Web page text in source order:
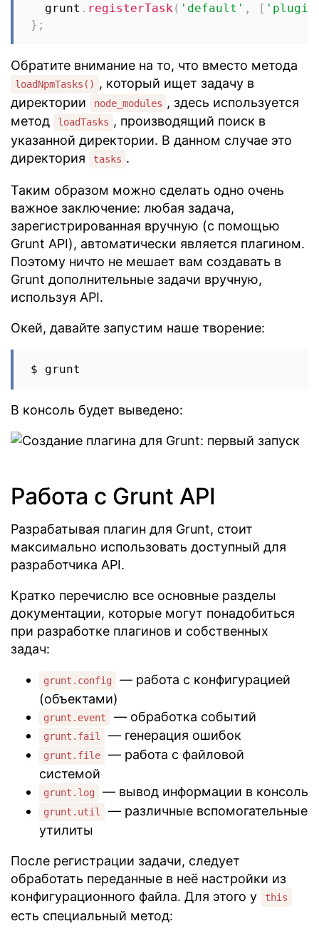
  grunt
. registerTask( 'default' , [
} ;
Обратите внимание на то, что вместо метода
loadNpmTasks()
, который ищет задачу в
директории
node_modules , здесь используется
метод
loadTasks , производящий поиск в
указанной директории. В данном случае это
директория
tasks .
Таким образом можно сделать одно очень
важное заключение: любая задача,
зарегистрированная вручную (с помощью
Grunt API), автоматически является плагином.
Поэтому ничто не мешает вам создавать в
Grunt дополнительные задачи вручную,
используя API.
Окей, давайте запустим наше творение:
В консоль будет выведено:
Работа с Grunt API
Разрабатывая плагин для Grunt, стоит
максимально использовать доступный для
разработчика API.
Кратко перечислю все основные разделы
документации, которые могут понадобиться
при разработке плагинов и собственных
задач:
grunt.config
— работа с конфигурацией
(объектами)
grunt.event — обработка событий
grunt.fail — генерация ошибок
grunt.file
— работа с файловой
системой
grunt.log — вывод информации в консоль
grunt.util
— различные вспомогательные
утилиты
После регистрации задачи, следует
обработать переданные в неё настройки из
конфигурационного файла. Для этого у
this
есть специальный метод: